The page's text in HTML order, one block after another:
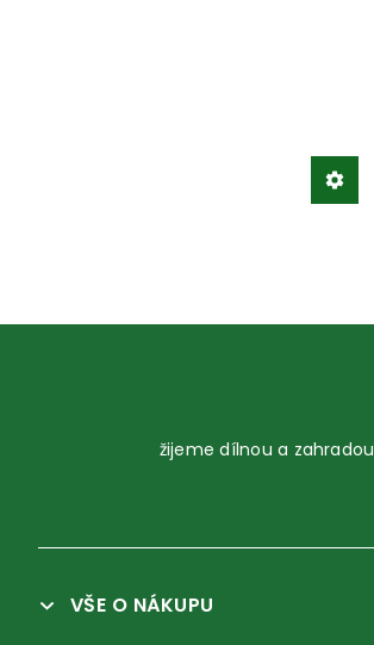
žijeme dílnou a zahradou
VŠE O NÁKUPU